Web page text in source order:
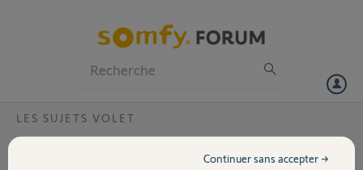
Volet
LES SUJETS VOLET
Démontage batterie volet RTSContinuer sans accepter →